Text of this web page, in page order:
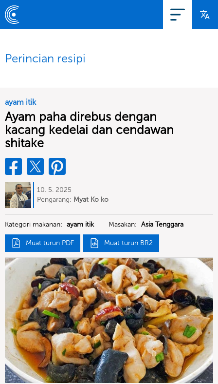
Perincian resipi
ayam itik
Ayam paha direbus dengan
kacang kedelai dan cendawan
shitake
10. 5. 2025
Pengarang: Myat Ko ko
Kategori makanan: ayam itik Masakan: Asia Tenggara
Muat turun PDF Muat turun BR2